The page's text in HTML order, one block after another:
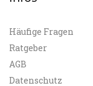
Häufige Fragen
Ratgeber
AGB
Datenschutz